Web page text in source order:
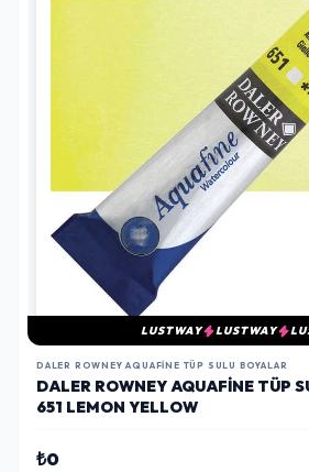
LUSTWAY LUSTWAY
DALER ROWNEY AQUAFINE TÜP SULU BOYALAR
DALER ROWNEY AQUAFINE TÜP
651 LEMON YELLOW
₺0